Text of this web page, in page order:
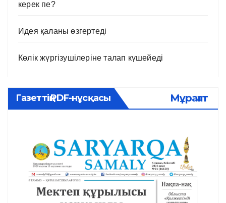
керек пе?
Идея қаланы өзгертеді
Көлік жүргізушілеріне талап күшейеді
Газеттің PDF-нұсқасы Мұрағат